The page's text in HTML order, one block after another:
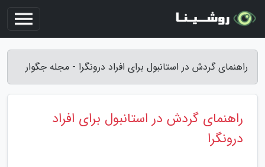
راهنمای گردش در استانبول برای افراد درونگرا - مجله جگوار
راهنمای گردش در استانبول برای افراد
درونگرا